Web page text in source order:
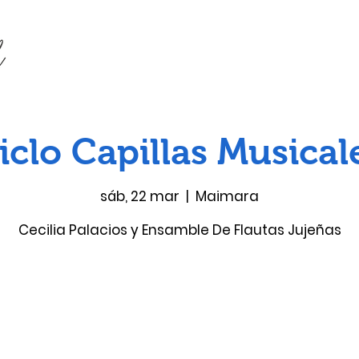
Capillas
sáb, 22 mar
  |
Maimara
Cecilia Palacios y Ensamble De Flautas Jujeñas